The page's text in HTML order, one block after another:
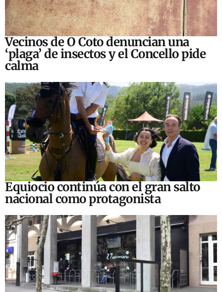
Vecinos de O Coto denuncian una
‘plaga’ de insectos y el Concello pide
calma
Equiocio continúa con el gran salto
nacional como protagonista